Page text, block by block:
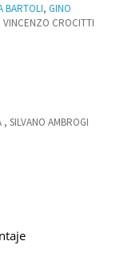
BARTOLI, GINO
CROCITTI
SILVANO AMBROGI